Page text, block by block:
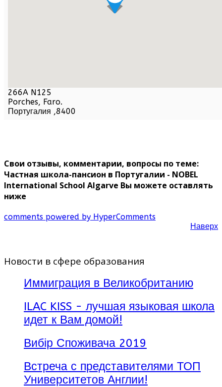
266A N125
Porches, Faro.
Португалия ,8400
Свои отзывы, комментарии, вопросы по теме:
Частная школа-пансион в Португалии - NOBEL
International School Algarve Вы можете оставлять
ниже
comments powered by HyperComments
Наверх
Новости в сфере образования
Иммиграция в Великобританию
ILAC KISS - лучшая языковая школа
идет к Вам домой!
Вибір Споживача 2019
Встреча с представителями ТОП
Университетов Англии!